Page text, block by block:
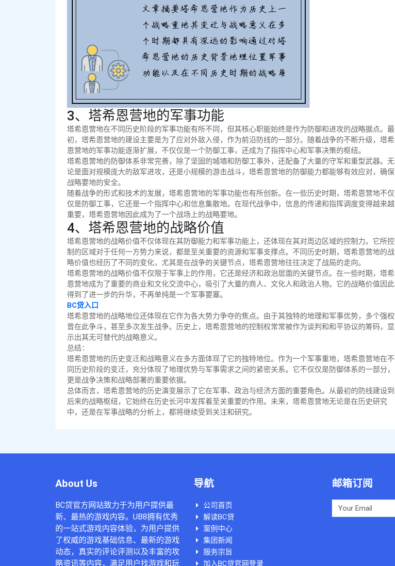
3、塔希恩营地的军事功能
塔希恩营地在不同历史阶段的军事功能有所不同，但其核心职能始终是作为防御和进攻的战略据点。最
初，塔希恩营地的建设主要是为了应对外敌入侵，作为前沿防线的一部分。随着战争的不断升级，塔希
恩营地的军事功能逐渐扩展，不仅仅是一个防御工事，还成为了指挥中心和军事决策的枢纽。
塔希恩营地的防御体系非常完善，除了坚固的城墙和防御工事外，还配备了大量的守军和重型武器。无
论是面对规模庞大的敌军进攻，还是小规模的游击战斗，塔希恩营地的防御能力都能够有效应对，确保
战略要地的安全。
随着战争的形式和技术的发展，塔希恩营地的军事功能也有所创新。在一些历史时期，塔希恩营地不仅
仅是防御工事，它还是一个指挥中心和信息集散地。在现代战争中，信息的传递和指挥调度变得越来越
重要，塔希恩营地因此成为了一个战场上的战略要地。
4、塔希恩营地的战略价值
塔希恩营地的战略价值不仅体现在其防御能力和军事功能上，还体现在其对周边区域的控制力。它所控
制的区域对于任何一方势力来说，都是至关重要的资源和军事支撑点。不同历史时期，塔希恩营地的战
略价值也经历了不同的变化，尤其是在战争的关键节点，塔希恩营地往往决定了战局的走向。
塔希恩营地的战略价值不仅限于军事上的作用，它还是经济和政治层面的关键节点。在一些时期，塔希
恩营地成为了重要的商业和文化交流中心，吸引了大量的商人、文化人和政治人物。它的战略价值因此
得到了进一步的升华，不再单纯是一个军事要塞。
BC贷入口
塔希恩营地的战略地位还体现在它作为各大势力争夺的焦点。由于其独特的地理和军事优势，多个强权
曾在此争斗，甚至多次发生战争。历史上，塔希恩营地的控制权常常被作为谈判和和平协议的筹码，显
示出其无可替代的战略意义。
总结：
塔希恩营地的历史变迁和战略意义在多方面体现了它的独特地位。作为一个军事重地，塔希恩营地在不
同历史阶段的变迁，充分体现了地理优势与军事需求之间的紧密关系。它不仅仅是防御体系的一部分，
更是战争决策和战略部署的重要依据。
总体而言，塔希恩营地的历史演变展示了它在军事、政治与经济方面的重要角色。从最初的防线建设到
后来的战略枢纽，它始终在历史长河中发挥着至关重要的作用。未来，塔希恩营地无论是在历史研究
中，还是在军事战略的分析上，都将继续受到关注和研究。
About Us
BC贷官方网站致力于为用户提供最
新、最热的游戏内容。UB8拥有优秀
的一站式游戏内容体验，为用户提供
了权威的游戏基础信息、最新的游戏
动态，真实的评论评测以及丰富的攻
略资讯等内容，满足用户找游戏和玩
导航
公司首页
解读BC贷
案例中心
集团新闻
服务宗旨
加入BC贷官网登录
邮箱订阅